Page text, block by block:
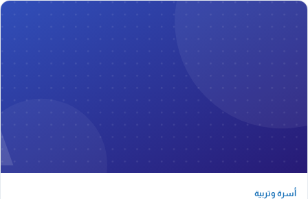
أسرة وتربية